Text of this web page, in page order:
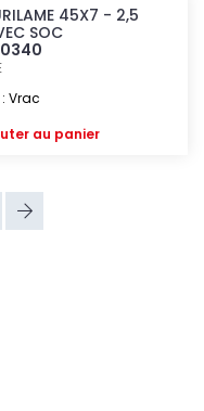
45X7 - 2,5
SOC
Vrac
au panier